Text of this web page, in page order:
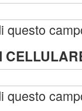
questo
questo